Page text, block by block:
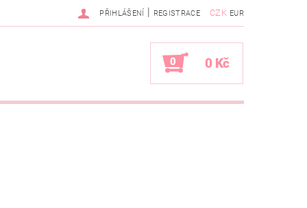
CZK EUR
PŘIHLÁŠENÍ | REGISTRACE
0 0 Kč